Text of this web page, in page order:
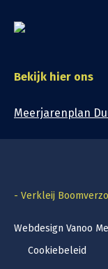
Bekijk hier ons
Meerjarenplan
- Verkleij
Webdesign Vanoo
Cookiebeleid